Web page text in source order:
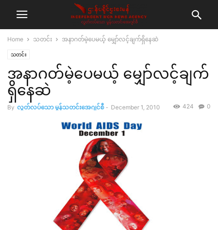
Home သတင်း အနာဂတ်မဲ့ပေမယ့် မျှော်လင့်ချက်ရှိနေဆဲ
သတင်း
အနာဂတ်မဲ့ပေမယ့် မျှော်လင့်ချက်
ရှိနေဆဲ
By လွတ်လပ်သော မွန်သတင်းအေဂျင်စီ - December 1, 2010 0
424